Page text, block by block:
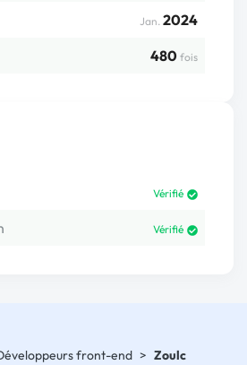
Jan. 2024
480 fois
Vérifié
Vérifié
front-end > Zoulc